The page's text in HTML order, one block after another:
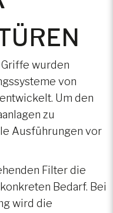
und
Fahrzeuge
1627
lighting and
wurden
von
Um den
zu
Ausführungen vor
Filter die
Bedarf. Bei
wird die